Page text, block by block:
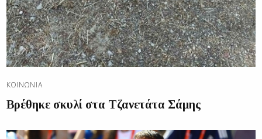
ΚΟΙΝΩΝΊΑ
Βρέθηκε σκυλί στα Τζανετάτα Σάμης